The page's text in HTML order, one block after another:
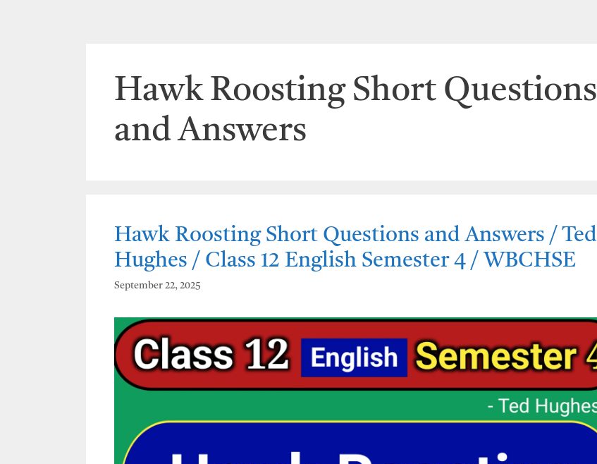
Hawk Roosting Short Questions
and Answers
Hawk Roosting Short Questions and Answers / Ted
Hughes / Class 12 English Semester 4 / WBCHSE
September 22, 2025